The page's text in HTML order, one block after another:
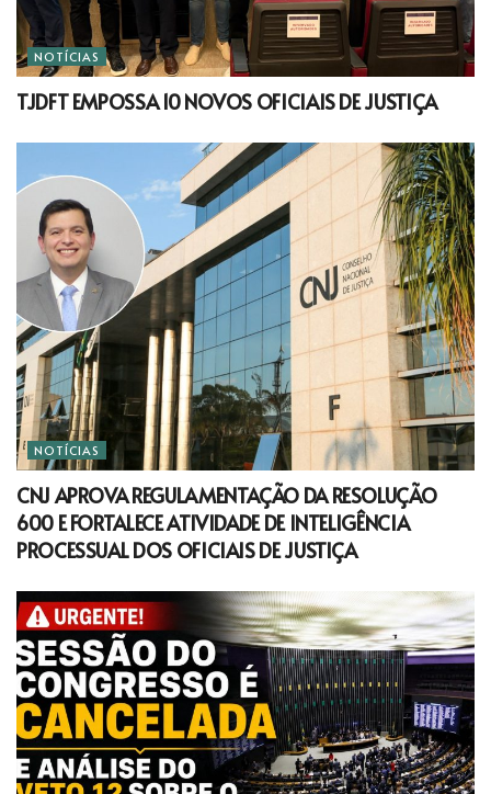
NOTÍCIAS
TJDFT EMPOSSA 10 NOVOS OFICIAIS DE JUSTIÇA
NOTÍCIAS
CNJ APROVA REGULAMENTAÇÃO DA RESOLUÇÃO
600 E FORTALECE ATIVIDADE DE INTELIGÊNCIA
PROCESSUAL DOS OFICIAIS DE JUSTIÇA